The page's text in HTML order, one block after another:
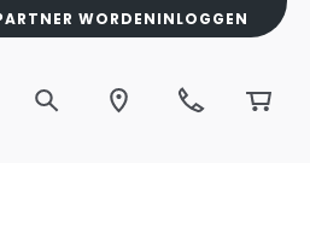
WORDENINLOGGEN